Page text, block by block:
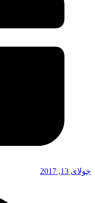
جولای 13, 2017